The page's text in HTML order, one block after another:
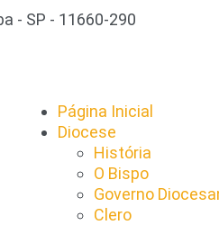
- SP - 11660-290
Página Inicial
Diocese
História
O Bispo
Governo
Clero